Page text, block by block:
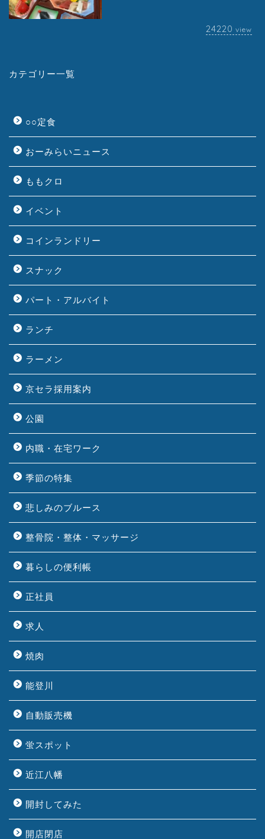
24220 view
カテゴリー一覧
○○定食
おーみらいニュース
ももクロ
イベント
コインランドリー
スナック
パート・アルバイト
ランチ
ラーメン
京セラ採用案内
公園
内職・在宅ワーク
季節の特集
悲しみのブルース
整骨院・整体・マッサージ
暮らしの便利帳
正社員
求人
焼肉
能登川
自動販売機
蛍スポット
近江八幡
開封してみた
開店閉店